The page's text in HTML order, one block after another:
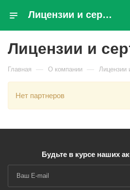
Лицензии и сертификаты компании Орто Кубань-Юг
Лицензии и
Главная — О компании — Лицензии
Нет партнеров
Будьте в курсе наших